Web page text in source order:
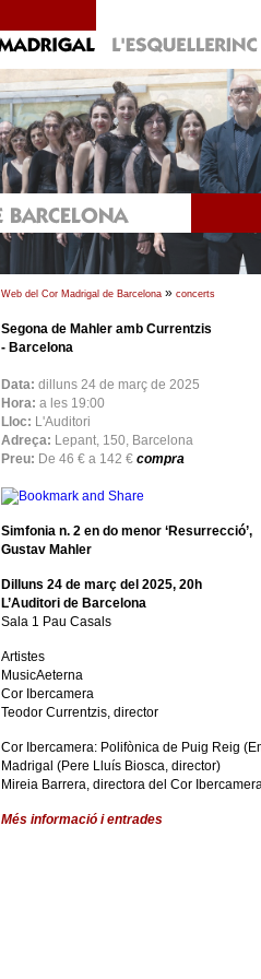
Web del Cor Madrigal de Barcelona» concerts
Segona de Mahler amb Currentzis
- Barcelona
Data: dilluns 24 de març de 2025
Hora: a les 19:00
Lloc: L'Auditori
Adreça: Lepant, 150, Barcelona
Preu: De 46 € a 142 € compra
Simfonia n. 2 en do menor ‘Resurrecció’,
Gustav Mahler
Dilluns 24 de març del 2025, 20h
L’Auditori de Barcelona
Sala 1 Pau Casals
Artistes
MusicAeterna
Cor Ibercamera
Teodor Currentzis, director
Cor Ibercamera: Polifònica de Puig Reig
Madrigal (Pere Lluís Biosca, director)
Mireia Barrera, directora del Cor
Més informació i entrades